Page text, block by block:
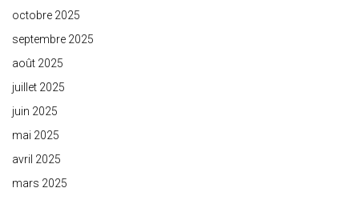
octobre 2025
septembre 2025
août 2025
juillet 2025
juin 2025
mai 2025
avril 2025
mars 2025